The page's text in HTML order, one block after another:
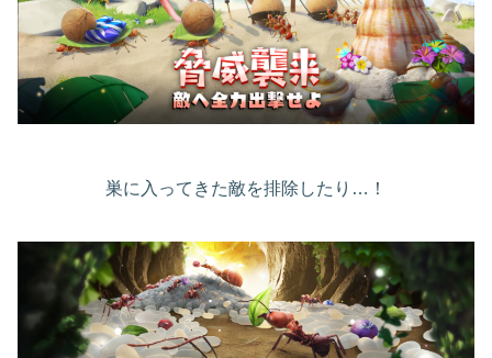
巣に入ってきた敵を排除したり…！